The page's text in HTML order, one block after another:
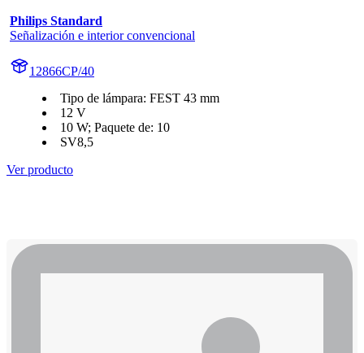
Philips Standard
Señalización e interior convencional
12866CP/40
Tipo de lámpara: FEST 43 mm
12 V
10 W; Paquete de: 10
SV8,5
Ver producto